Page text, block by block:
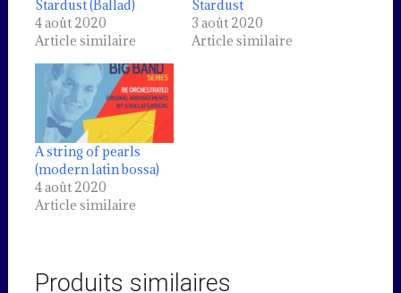
Stardust (Ballad)
4 août 2020
Article similaire
Stardust
3 août 2020
Article similaire
A string of pearls
(modern latin bossa)
4 août 2020
Article similaire
Produits similaires